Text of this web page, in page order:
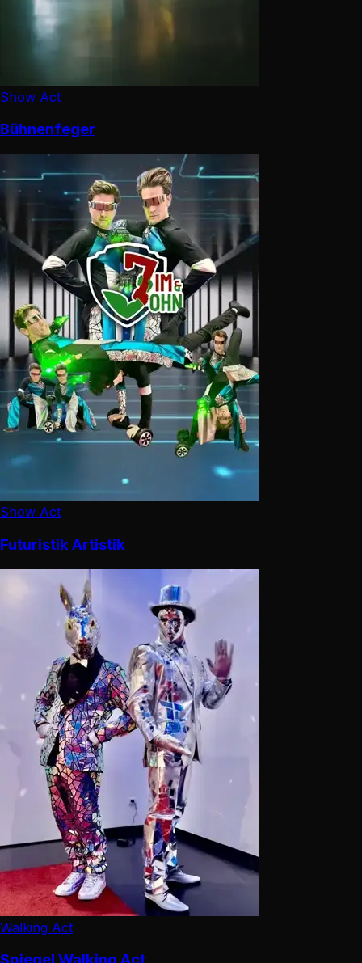
Show Act
Bühnenfeger
Show Act
Futuristik Artistik
Walking Act